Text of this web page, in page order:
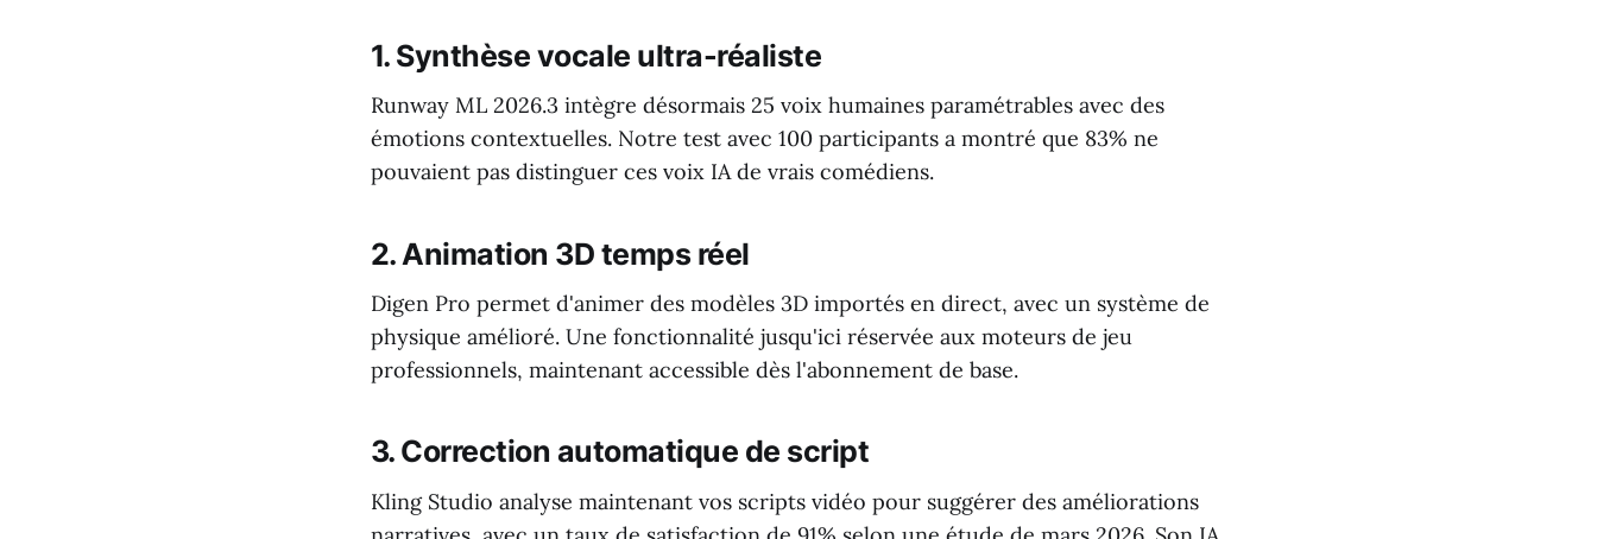
1. Synthèse vocale ultra-réaliste
Runway ML 2026.3 intègre désormais 25 voix humaines paramétrables avec des
émotions contextuelles. Notre test avec 100 participants a montré que 83% ne
pouvaient pas distinguer ces voix IA de vrais comédiens.
2. Animation 3D temps réel
Digen Pro permet d'animer des modèles 3D importés en direct, avec un système de
physique amélioré. Une fonctionnalité jusqu'ici réservée aux moteurs de jeu
professionnels, maintenant accessible dès l'abonnement de base.
3. Correction automatique de script
Kling Studio analyse maintenant vos scripts vidéo pour suggérer des améliorations